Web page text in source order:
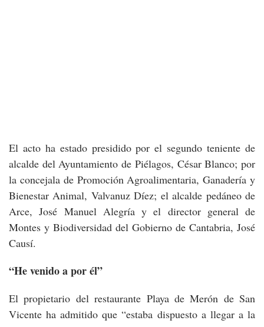
El acto ha estado presidido por el segundo teniente de
alcalde del Ayuntamiento de Piélagos, César Blanco; por
la concejala de Promoción Agroalimentaria, Ganadería y
Bienestar Animal, Valvanuz Díez; el alcalde pedáneo de
Arce, José Manuel Alegría y el director general de
Montes y Biodiversidad del Gobierno de Cantabria, José
Causí.
“He venido a por él”
El propietario del restaurante Playa de Merón de San
Vicente ha admitido que “estaba dispuesto a llegar a la